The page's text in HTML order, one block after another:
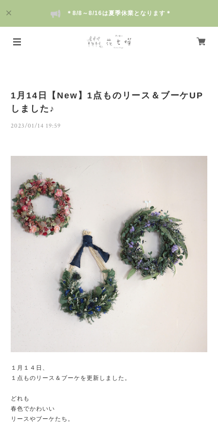
＊8/8～8/16は夏季休業となります＊
1月14日【New】1点ものリース＆ブーケUP
しました♪
2023/01/14 19:59
１月１４日、
１点ものリース＆ブーケを更新しました。
どれも
春色でかわいい
リースやブーケたち。